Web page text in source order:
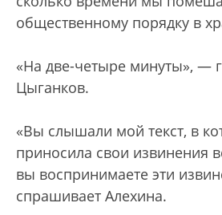
общественному порядку в
«На две-четыре минуты», —
Цыганков.
«Вы слышали мой текст, в
приносила свои извинения
вы воспринимаете эти
спрашивает Алехина.